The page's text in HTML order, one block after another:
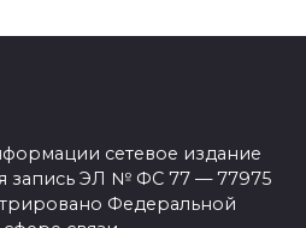
сетевое издание
запись ЭЛ № ФС 77 — 77975
Федеральной